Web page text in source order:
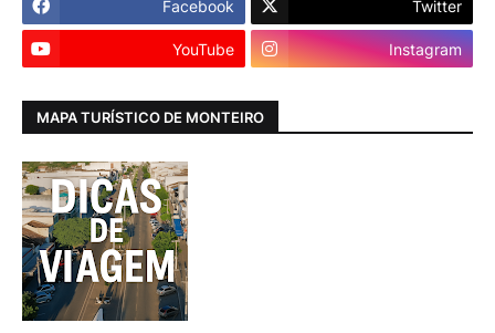
Facebook Twitter
YouTube Instagram
MAPA TURÍSTICO DE MONTEIRO